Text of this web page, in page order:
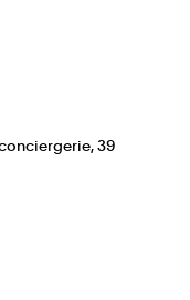
39